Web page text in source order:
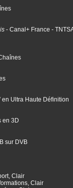
- Canal+ France -
en Ultra Haute Définition
en 3D
sur DVB
Clair
Clair